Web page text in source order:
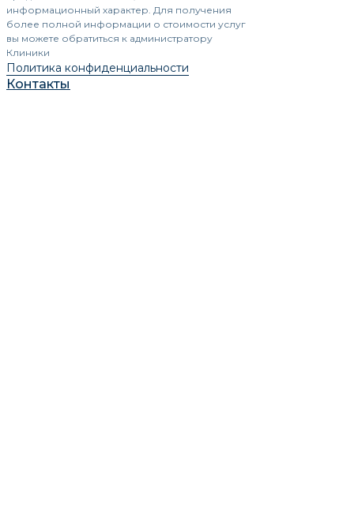
информационный характер. Для получения
более полной информации о стоимости услуг
вы можете обратиться к администратору
Клиники
Политика конфиденциальности
Контакты